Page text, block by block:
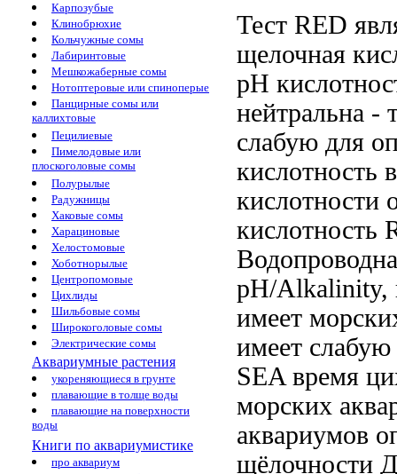
Карпозубые
Клинобрюхие
Кольчужные сомы
Лабиринтовые
Мешкожаберные сомы
Нотоптеровые или спиноперые
Панцирные сомы или
каллихтовые
Пецилиевые
Пимелодовые или
плоскоголовые сомы
Полурылые
Радужницы
Хаковые сомы
Харациновые
Хелостомовые
Хоботнорылые
Центропомовые
Цихлиды
Шильбовые сомы
Широкоголовые сомы
Электрические сомы
Аквариумные растения
укореняющиеся в грунте
плавающие в толще воды
плавающие на поверхности
воды
Книги по аквариумистике
про аквариум
Тест RED
щелочная
pH
нейтральна -
слабую для
кислотность
кислотности
кислотность
pH/
имеет
имеет слабую
SEA время
морских
аквариумов
щёлочности